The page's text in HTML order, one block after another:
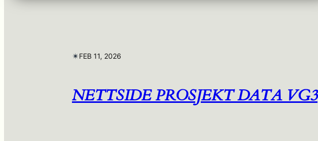
✴︎FEB 11, 2026
NETTSIDE PROSJEKT DATA VG3